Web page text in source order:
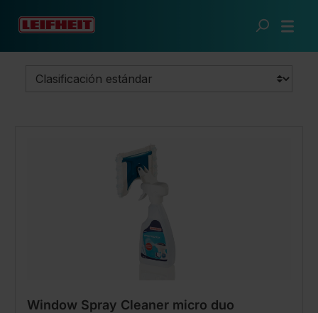
Saltar al contenido principal
Window Spray Cleaner micro duo